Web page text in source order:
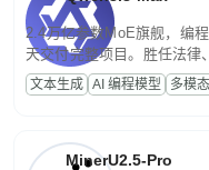
2.4万亿参数MoE旗舰，编
天交付完整项目。胜任法律
话端到端交付生产级成果。
程，支持超长文档与长视频
文本生成 AI 编程模型 多模态
MinerU2.5-Pro